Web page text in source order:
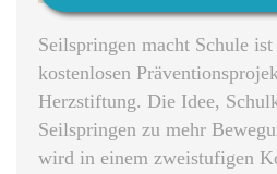
Seilspringen macht Schule
kostenlosen
Herzstiftung. Die Idee,
Seilspringen zu mehr
wird in einem zweistufigen